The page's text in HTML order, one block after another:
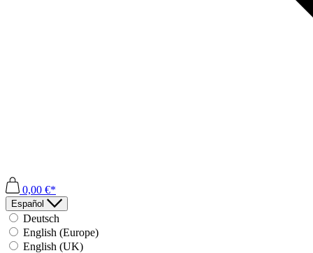
0,00 €*
Español
Deutsch
English (Europe)
English (UK)